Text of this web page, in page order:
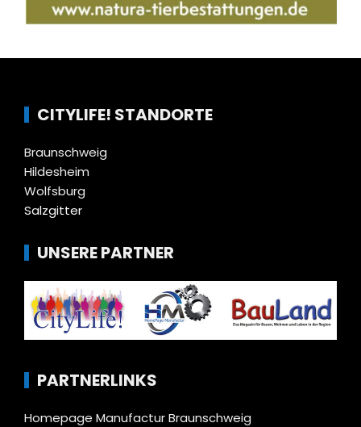
CITYLIFE! STANDORTE
Braunschweig
Hildesheim
Wolfsburg
Salzgitter
UNSERE PARTNER
PARTNERLINKS
Homepage Manufactur Braunschweig